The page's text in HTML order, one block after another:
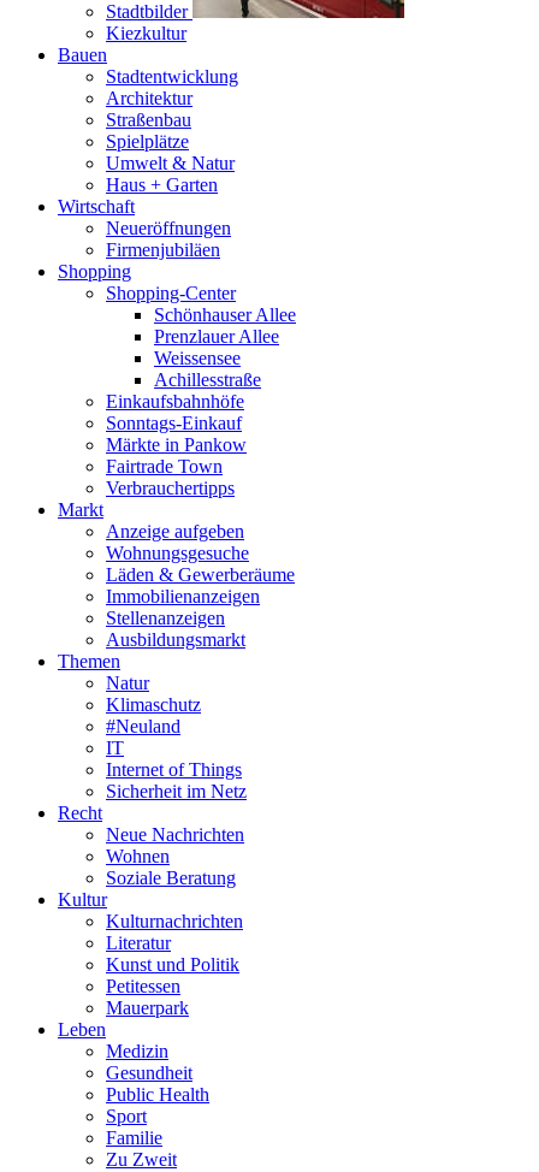
Stadtbilder
Kiezkultur
Bauen
Stadtentwicklung
Architektur
Straßenbau
Spielplätze
Umwelt & Natur
Haus + Garten
Wirtschaft
Neueröffnungen
Firmenjubiläen
Shopping
Shopping-Center
Schönhauser Allee
Prenzlauer Allee
Weissensee
Achillesstraße
Einkaufsbahnhöfe
Sonntags-Einkauf
Märkte in Pankow
Fairtrade Town
Verbrauchertipps
Markt
Anzeige aufgeben
Wohnungsgesuche
Läden & Gewerberäume
Immobilienanzeigen
Stellenanzeigen
Ausbildungsmarkt
Themen
Natur
Klimaschutz
#Neuland
IT
Internet of Things
Sicherheit im Netz
Recht
Neue Nachrichten
Wohnen
Soziale Beratung
Kultur
Kulturnachrichten
Literatur
Kunst und Politik
Petitessen
Mauerpark
Leben
Medizin
Gesundheit
Public Health
Sport
Familie
Zu Zweit